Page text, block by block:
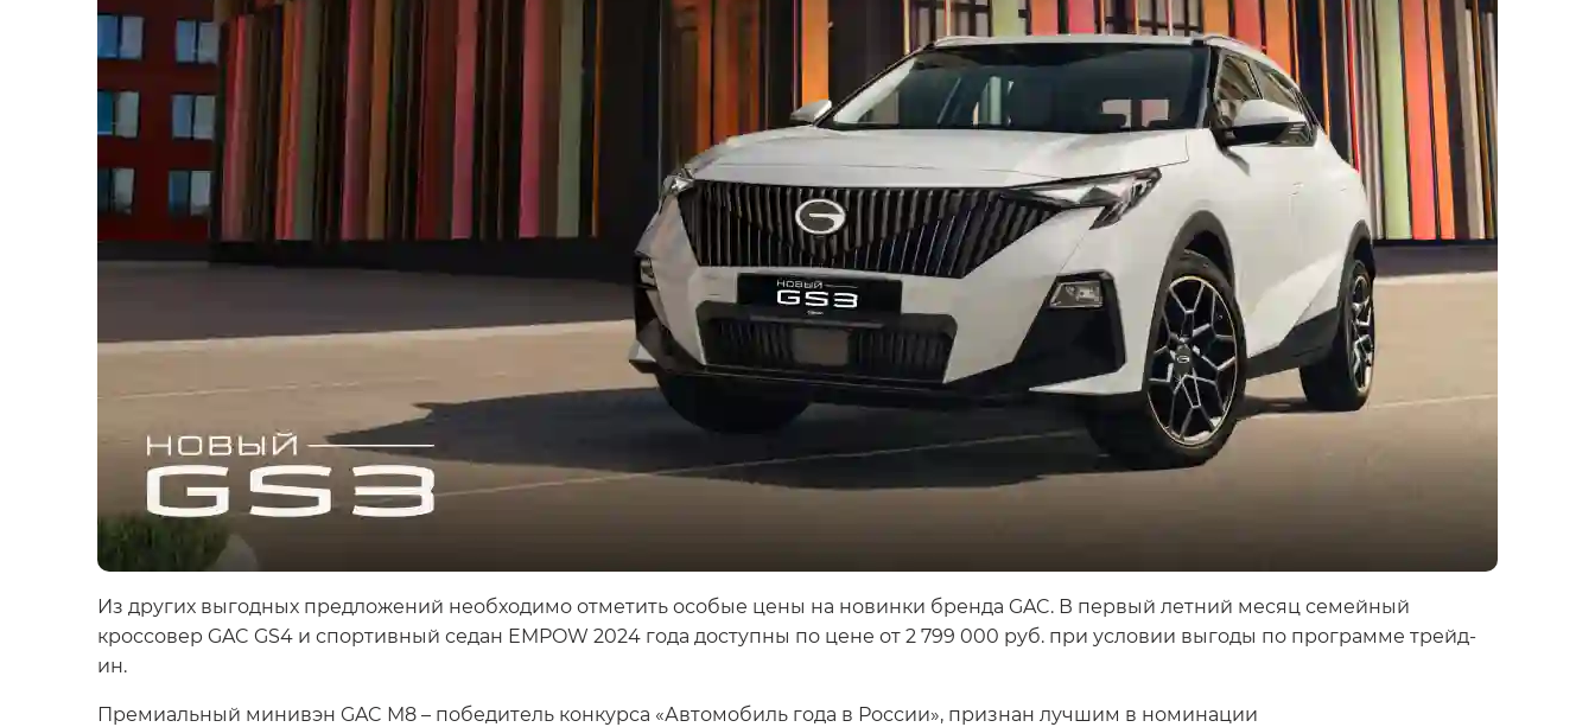
Из других выгодных предложений необходимо отметить особые цены на новинки бренда GAC. В первый летний месяц семейный
кроссовер GAC GS4 и спортивный седан EMPOW 2024 года доступны по цене от 2 799 000 руб. при условии выгоды по программе трейд-
ин.
Премиальный минивэн GAC M8 – победитель конкурса «Автомобиль года в России», признан лучшим в номинации